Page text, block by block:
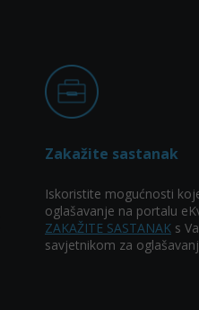
Zakažite sastanak
Iskoristite mogućnosti
oglašavanje na portalu
ZAKAŽITE SASTANAK s
savjetnikom za